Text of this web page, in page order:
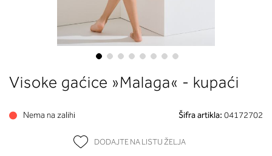
to
beginning
Visoke gaćice »Malaga« - kupaći
Nema na zalihi Šifra artikla: 04172702
DODAJTE NA LISTU ŽELJA